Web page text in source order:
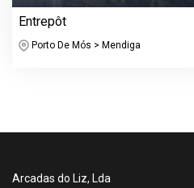
Entrepôt
Porto De Mós > Mendiga
Arcadas do Liz, Lda